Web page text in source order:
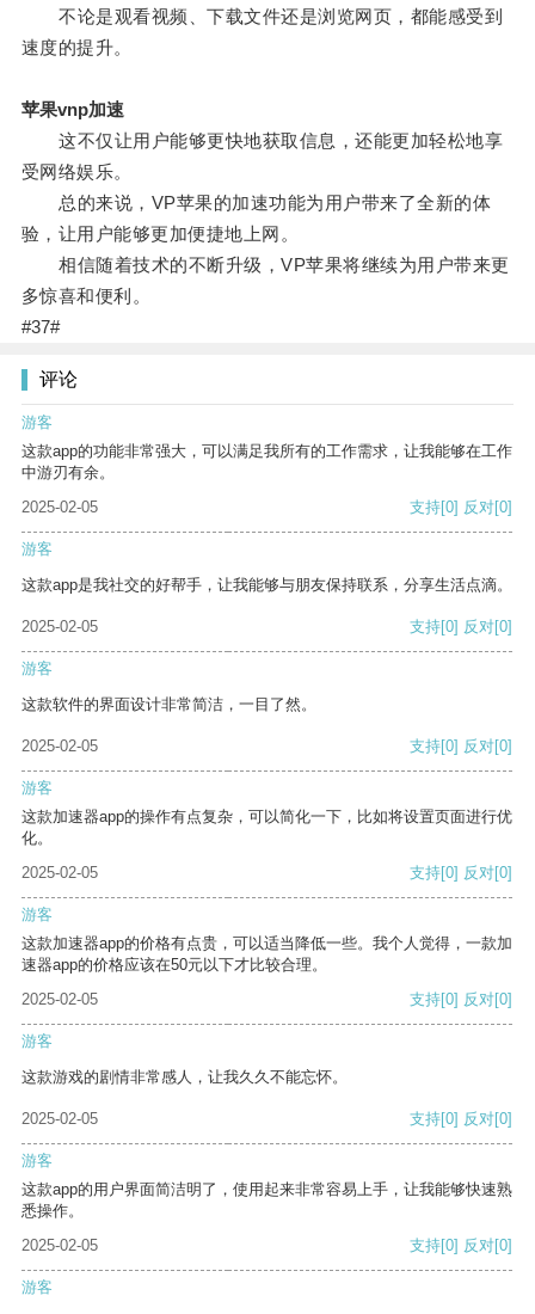
不论是观看视频、下载文件还是浏览网页，都能感受到
速度的提升。
苹果vnp加速
这不仅让用户能够更快地获取信息，还能更加轻松地享
受网络娱乐。
总的来说，VP苹果的加速功能为用户带来了全新的体
验，让用户能够更加便捷地上网。
相信随着技术的不断升级，VP苹果将继续为用户带来更
多惊喜和便利。
#37#
评论
游客
这款app的功能非常强大，可以满足我所有的工作需求，让我能够在工作
中游刃有余。
2025-02-05
支持[0] 反对[0]
游客
这款app是我社交的好帮手，让我能够与朋友保持联系，分享生活点滴。
2025-02-05 支持[0] 反对[0]
游客
这款软件的界面设计非常简洁，一目了然。
2025-02-05 支持[0] 反对[0]
游客
这款加速器app的操作有点复杂，可以简化一下，比如将设置页面进行优
化。
2025-02-05
支持[0] 反对[0]
游客
这款加速器app的价格有点贵，可以适当降低一些。我个人觉得，一款加
速器app的价格应该在50元以下才比较合理。
2025-02-05
支持[0] 反对[0]
游客
这款游戏的剧情非常感人，让我久久不能忘怀。
2025-02-05 支持[0] 反对[0]
游客
这款app的用户界面简洁明了，使用起来非常容易上手，让我能够快速熟
悉操作。
2025-02-05
支持[0] 反对[0]
游客